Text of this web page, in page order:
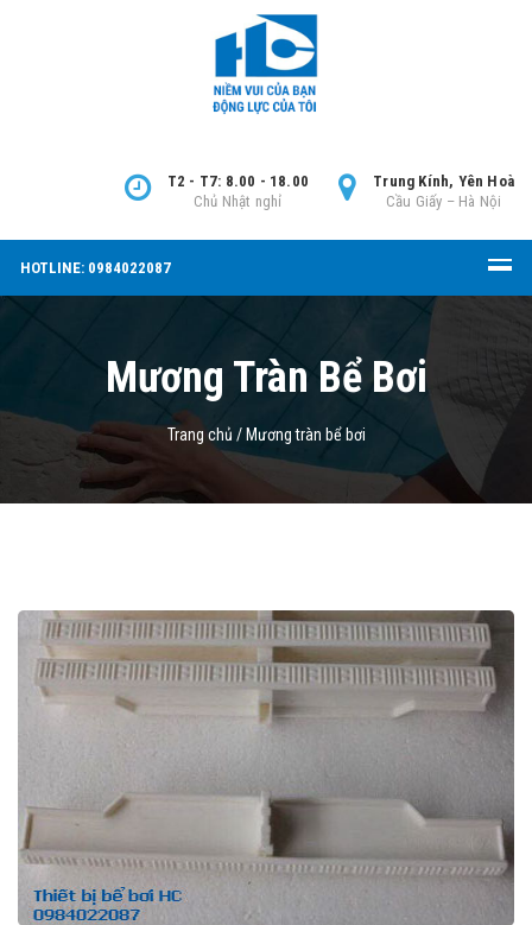
Trung Kính, Yên Hoà
Cầu Giấy – Hà Nội
T2 - T7: 8.00 - 18.00
Chủ Nhật nghỉ
HOTLINE: 0984022087
Mương Tràn Bể Bơi
Trang chủ / Mương tràn bể bơi